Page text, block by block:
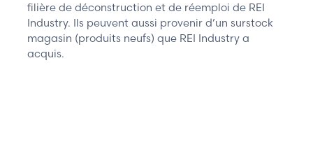
filière de déconstruction et de réemploi de REI
Industry. Ils peuvent aussi provenir d’un surstock
magasin (produits neufs) que REI Industry a
acquis.